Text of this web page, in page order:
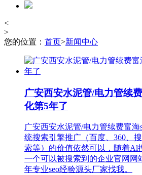
<
>
您的位置： 首页>新闻中心
广安西安水泥管/电力管续
化第5年了
广安西安水泥管/电力管续费富海
统搜索引擎推广（百度、360、
索等）的价值依然可以，随着Al
一个可以被搜索到的企业官网网
年专业seo经验源头厂家找我。